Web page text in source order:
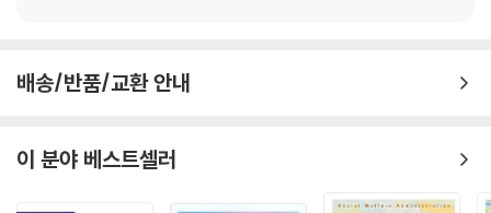
배송/반품/교환 안내
이 분야 베스트셀러